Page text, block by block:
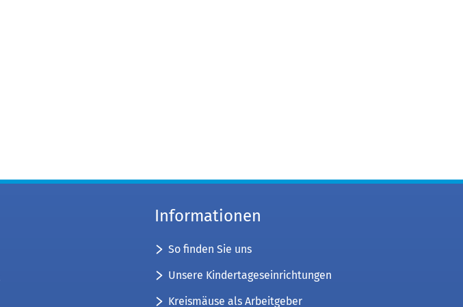
Informationen
So finden Sie uns
Unsere Kindertageseinrichtungen
Kreismäuse als Arbeitgeber